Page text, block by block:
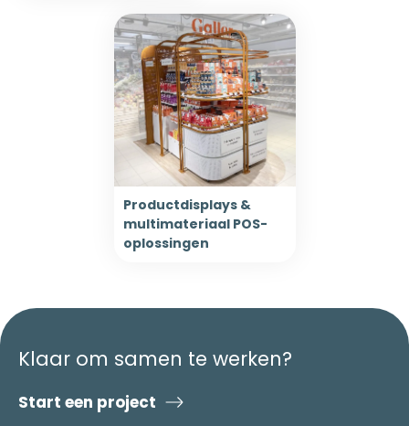
Productdisplays &
multimateriaal POS-
oplossingen
Klaar om samen te werken?
Start een project